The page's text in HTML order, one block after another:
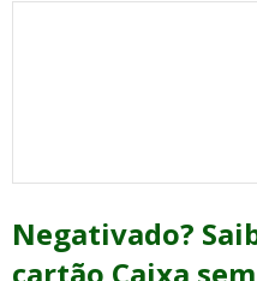
Negativado?